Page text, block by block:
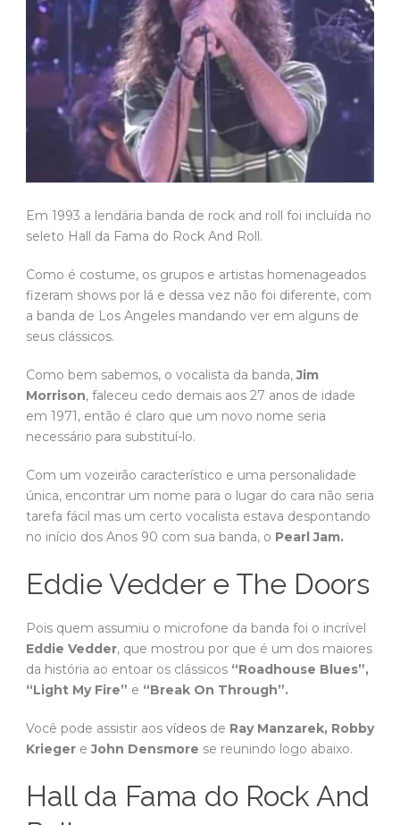
Em 1993 a lendária banda de rock and roll foi incluída no
seleto Hall da Fama do Rock And Roll.
Como é costume, os grupos e artistas homenageados
fizeram shows por lá e dessa vez não foi diferente, com
a banda de Los Angeles mandando ver em alguns de
seus clássicos.
Como bem sabemos, o vocalista da banda,Jim
Morrison, faleceu cedo demais aos 27 anos de idade
em 1971, então é claro que um novo nome seria
necessário para substituí-lo.
Com um vozeirão característico e uma personalidade
única, encontrar um nome para o lugar do cara não seria
tarefa fácil mas um certo vocalista estava despontando
no início dos Anos 90 com sua banda, o Pearl Jam.
Eddie Vedder e The Doors
Pois quem assumiu o microfone da banda foi o incrível
Eddie Vedder, que mostrou por que é um dos maiores
da história ao entoar os clássicos “Roadhouse Blues”,
“Light My Fire” e “Break On Through”.
Você pode assistir aos vídeos de Ray Manzarek, Robby
Krieger eJohn Densmore se reunindo logo abaixo.
Hall da Fama do Rock And